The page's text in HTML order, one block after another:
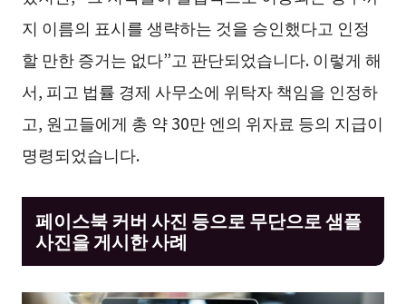
지 이름의 표시를 생략하는 것을 승인했다고 인정
할 만한 증거는 없다”고 판단되었습니다. 이렇게 해
서, 피고 법률 경제 사무소에 위탁자 책임을 인정하
고, 원고들에게 총 약 30만 엔의 위자료 등의 지급이
명령되었습니다.
페이스북 커버 사진 등으로 무단으로 샘플
사진을 게시한 사례